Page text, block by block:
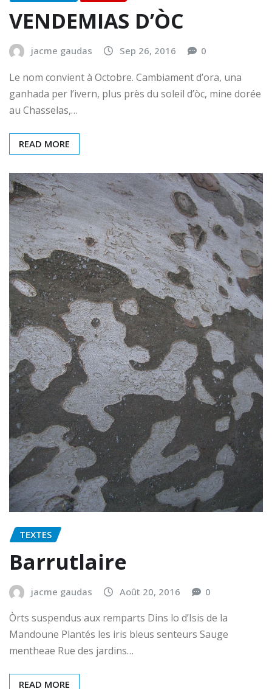
VENDEMIAS D’ÒC
jacme gaudas Sep 26, 2016 0
Le nom convient à Octobre. Cambiament d’ora, una
ganhada per l’ivern, plus près du soleil d’òc, mine dorée
au Chasselas,…
READ MORE
TEXTES
Barrutlaire
jacme gaudas Août 20, 2016 0
Òrts suspendus aux remparts Dins lo d’Isis de la
Mandoune Plantés les iris bleus senteurs Sauge
mentheae Rue des jardins…
READ MORE